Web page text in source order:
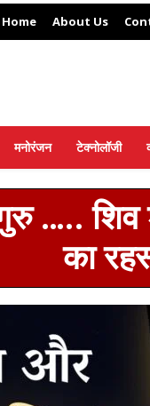
Home About Us
मनोरंजन टेक्नोलॉजी
….. शिव
का